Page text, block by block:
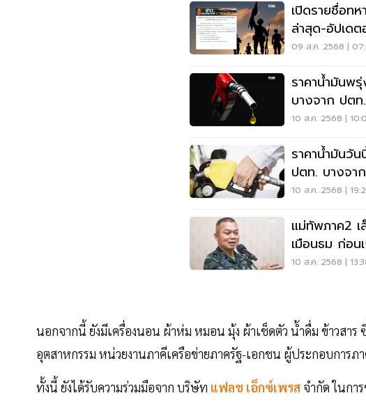
เปิดรายชื่อทห
ล่าสุด-อัปเดต
09 ส.ค. 2568 |
ราคาน้ำมันพ
บางจาก ปตท
10 ส.ค. 2568 |
ราคาน้ำมันวั
ปตท. บางจา
10 ส.ค. 2568 |
แม่ทัพภาค2
เมือนธม ก่อ
ให้ทหารแบก
10 ส.ค. 2568 |
นอกจากนี้ ยังมีเครื่องนอน ผ้าห่ม หมอน มุ้ง ผ้าเช็ดตัว น้ำดื่ม ข้าวสา
อุตสาหกรรม หน่วยงานภาคีเครือข่ายภาครัฐ-เอกชน ผู้ประกอบการภ
ทั้งนี้ ยังได้รับความร่วมมือจาก บริษัท แฟลช เอ็กซ์เพรส จำกัด ในกา